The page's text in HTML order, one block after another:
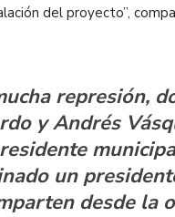
del proyecto”,
represión,
y Andrés
un
desde la